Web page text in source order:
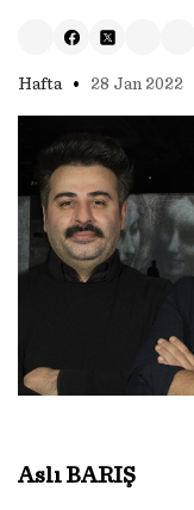
Hafta • 28 Jan 2022
Aslı BARIŞ